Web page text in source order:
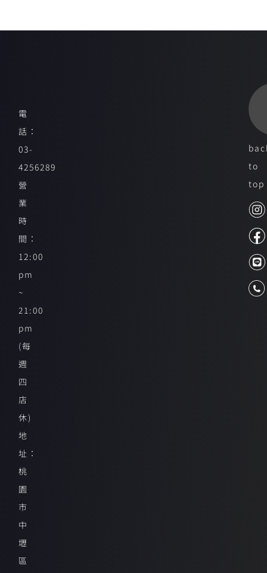
電
話：
03-
4256289
營
業
時
間：
12:00
pm
~
21:00
pm
(每
週
四
店
休)
地
址：
桃
園
市
中
壢
區
to
top